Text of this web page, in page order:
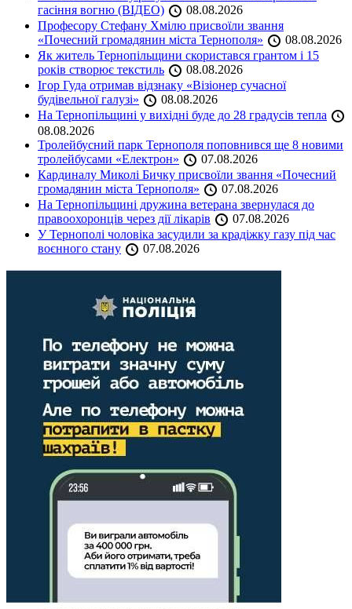
гасіння вогню (ВІДЕО)
08.08.2026
Професору Стефану Хмілю присвоїли звання
«Почесний громадянин міста Тернополя»
08.08.2026
Як житель Тернопільщини скористався грантом і 15
років створює текстиль
08.08.2026
Ігор Гуда отримав відзнаку «Візіонер сучасної
будівельної галузі»
08.08.2026
На Тернопільщині у вихідні буде до 28 градусів тепла
08.08.2026
Тролейбусний парк Тернополя поповнився ще 8 новими
тролейбусами «Електрон»
07.08.2026
Кардиналу Миколі Бичку присвоїли звання «Почесний
громадянин міста Тернополя»
07.08.2026
На Тернопільщині дружина ветерана звернулася до
правоохоронців через дії лікарів
07.08.2026
У Тернополі чоловіка засудили за крадіжку газу під час
воєнного стану
07.08.2026